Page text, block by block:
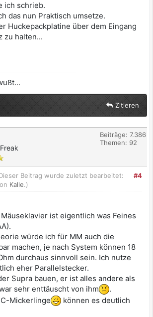
ich schrieb.
das nun Praktisch umsetze.
Huckepackplatine über dem Eingang
zu halten...
Zitieren
Beiträge: 7.386
Themen: 92
#4
Beitrag wurde zuletzt bearbeitet:
Kalle.)
ist eigentlich was Feines
würde ich für MM auch die
machen, je nach System können 18
durchaus sinnvoll sein. Ich nutze
eher Parallelstecker.
Supra bauen, er ist alles andere als
sehr enttäuscht von ihm
.
Mickerlinge
können es deutlich